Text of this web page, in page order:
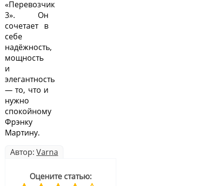
«Перевозчик
3». Он
сочетает в
себе
надёжность,
мощность
и
элегантность
— то, что и
нужно
спокойному
Фрэнку
Мартину.
Автор: Varna
Оцените статью: